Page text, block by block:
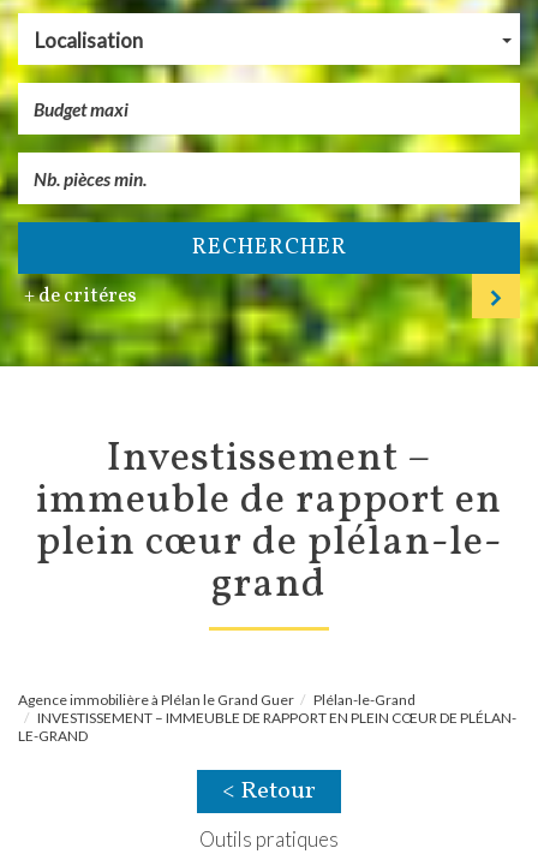
Localisation
RECHERCHER
+ de critéres
investissement –
immeuble de rapport en
plein cœur de plélan-le-
grand
Agence immobilière à Plélan le Grand Guer
Plélan-le-Grand
INVESTISSEMENT – IMMEUBLE DE RAPPORT EN PLEIN CŒUR DE PLÉLAN-
LE-GRAND
< Retour
Outils pratiques